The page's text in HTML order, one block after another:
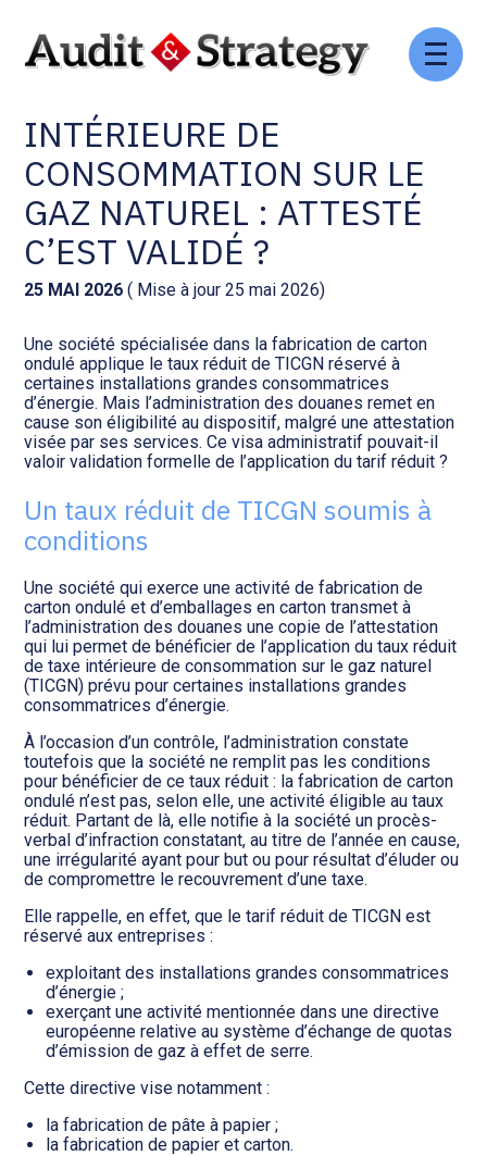
Aller
Comptabilité et conseil
Social et ressources humaines
Assistance juridique
Pilotage d’entreprise
Gestion de patrimoine
Procédures collectives
Gestion des documents : ISuite
Tenue de votre comptabilité :
ACD
Facturation et pilotage :
EVOLIZ
Facturation et pilotage : MEG
Analyse et tableau de bord :
WAIBI
Gérer vos ressources
humaines : SILAE
INTÉRIEURE DE
CONSOMMATION SUR LE
GAZ NATUREL : ATTESTÉ
C’EST VALIDÉ ?
25 MAI 2026 ( Mise à jour 25 mai 2026)
Une société spécialisée dans la fabrication de carton
ondulé applique le taux réduit de TICGN réservé à
certaines installations grandes consommatrices
d’énergie. Mais l’administration des douanes remet en
cause son éligibilité au dispositif, malgré une attestation
visée par ses services. Ce visa administratif pouvait-il
valoir validation formelle de l’application du tarif réduit ?
Un taux réduit de TICGN soumis à
conditions
Une société qui exerce une activité de fabrication de
carton ondulé et d’emballages en carton transmet à
l’administration des douanes une copie de l’attestation
qui lui permet de bénéficier de l’application du taux réduit
de taxe intérieure de consommation sur le gaz naturel
(TICGN) prévu pour certaines installations grandes
consommatrices d’énergie.
À l’occasion d’un contrôle, l’administration constate
toutefois que la société ne remplit pas les conditions
pour bénéficier de ce taux réduit : la fabrication de carton
ondulé n’est pas, selon elle, une activité éligible au taux
réduit. Partant de là, elle notifie à la société un procès-
verbal d’infraction constatant, au titre de l’année en cause,
une irrégularité ayant pour but ou pour résultat d’éluder ou
de compromettre le recouvrement d’une taxe.
Elle rappelle, en effet, que le tarif réduit de TICGN est
réservé aux entreprises :
exploitant des installations grandes consommatrices
d’énergie ;
exerçant une activité mentionnée dans une directive
européenne relative au système d’échange de quotas
d’émission de gaz à effet de serre.
Cette directive vise notamment :
la fabrication de pâte à papier ;
la fabrication de papier et carton.